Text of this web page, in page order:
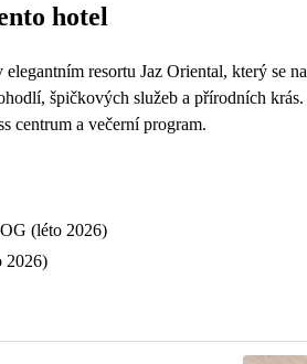
hotel
resortu Jaz Oriental, který se
špičkových služeb a přírodních
centrum a večerní program.
(léto 2026)
2026)